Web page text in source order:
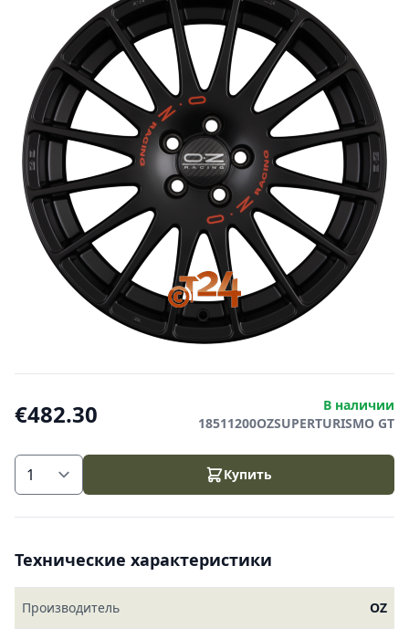
€482.30
В наличии
18511200OZSUPERTURISMO GT
Купить
Технические характеристики
Производитель OZ